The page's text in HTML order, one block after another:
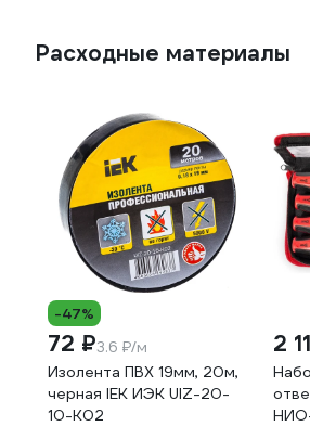
Расходные материалы
-47%
72 ₽3.6 ₽/м
Изолента ПВХ 19мм, 20м,
черная IEK ИЭК UIZ-20-
10-K02
2